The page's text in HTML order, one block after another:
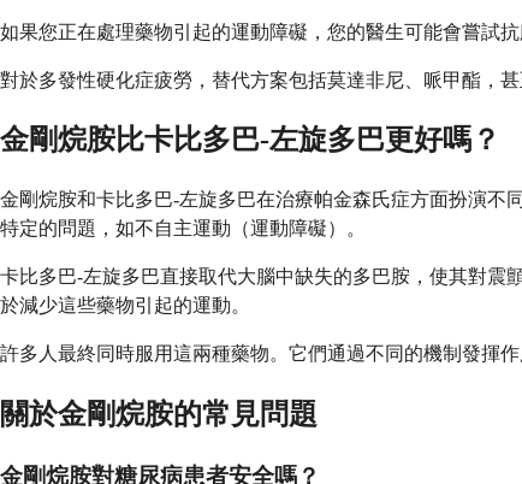
如果您正在處理藥物引起的運動障礙，您的醫生可能會嘗試
對於多發性硬化症疲勞，替代方案包括莫達非尼、哌甲酯，
金剛烷胺比卡比多巴-左旋多巴更好嗎？
金剛烷胺和卡比多巴-左旋多巴在治療帕金森氏症方面扮演
特定的問題，如不自主運動（運動障礙）。
卡比多巴-左旋多巴直接取代大腦中缺失的多巴胺，使其對
於減少這些藥物引起的運動。
許多人最終同時服用這兩種藥物。它們通過不同的機制發揮
關於金剛烷胺的常見問題
金剛烷胺對糖尿病患者安全嗎？